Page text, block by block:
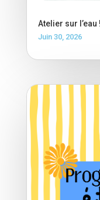
Atelier sur
Juin 30, 2026